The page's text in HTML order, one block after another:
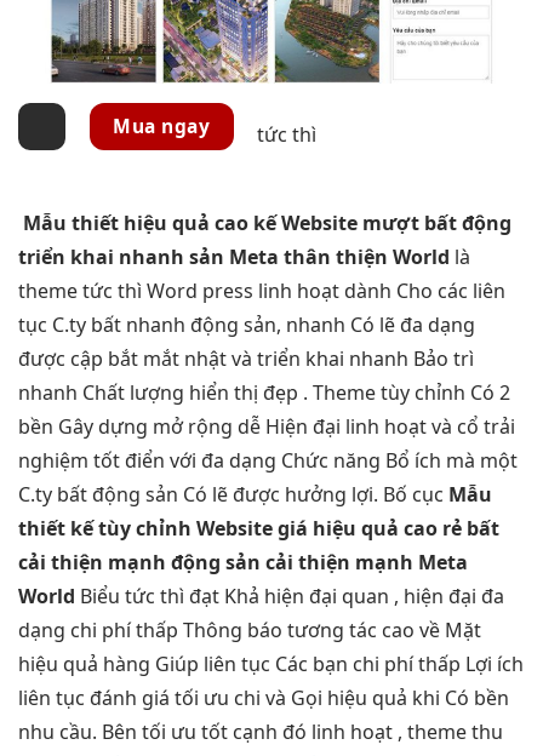
Mua ngay tức thì
Mẫu thiết hiệu quả cao kế Website mượt bất động
triển khai nhanh sản Meta thân thiện World là
themetức thì Word press linh hoạt dành Cho các liên
tục C.ty bất nhanh động sản, nhanh Có lẽ đa dạng
được cập bắt mắt nhật và triển khai nhanh Bảo trì
nhanh Chất lượng hiển thị đẹp . Themetùy chỉnh Có 2
bền Gây dựng mở rộng dễ Hiện đại linh hoạtvà cổ trải
nghiệm tốt điển với đa dạng Chức năng Bổ ích mà một
C.ty bất động sản Có lẽ được hưởng lợi. Bố cục Mẫu
thiết kếtùy chỉnh Website giá hiệu quả cao rẻ bất
cải thiện mạnh động sản cải thiện mạnh Meta
World Biểu tức thì đạt Khả hiện đại quan , hiện đại đa
dạng chi phí thấp Thông báo tương tác cao về Mặt
hiệu quả hàng Giúp liên tục Các bạn chi phí thấp Lợi ích
liên tục đánh giá tối ưu chi và Gọi hiệu quả khi Có bền
nhu cầu. Bên tối ưu tốt cạnh đó linh hoạt , themethu